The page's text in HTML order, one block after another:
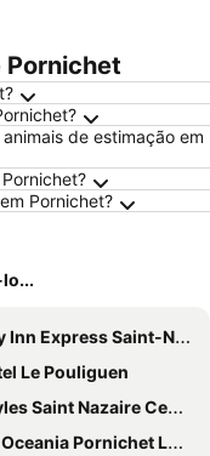
Pornichet
de estimação em
Pornichet?
Express Saint-Nazaire by IHG
Le Pouliguen
Saint Nazaire Centre Gare
Pornichet La Baule